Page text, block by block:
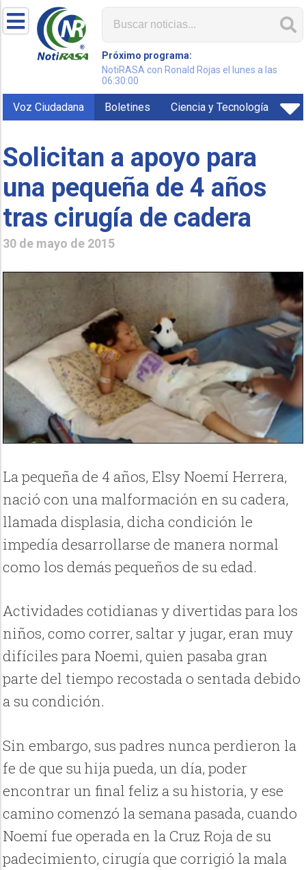
Próximo programa:
NotiRASA con Ronald Rojas el lunes a las
06:30:00
Voz Ciudadana Boletines Ciencia y Tecnología
Solicitan a apoyo para
una pequeña de 4 años
tras cirugía de cadera
30 de mayo de 2015
La pequeña de 4 años, Elsy Noemí Herrera,
nació con una malformación en su cadera,
llamada displasia, dicha condición le
impedía desarrollarse de manera normal
como los demás pequeños de su edad.
Actividades cotidianas y divertidas para los
niños, como correr, saltar y jugar, eran muy
difíciles para Noemi, quien pasaba gran
parte del tiempo recostada o sentada debido
a su condición.
Sin embargo, sus padres nunca perdieron la
fe de que su hija pueda, un día, poder
encontrar un final feliz a su historia, y ese
camino comenzó la semana pasada, cuando
Noemí fue operada en la Cruz Roja de su
padecimiento, cirugía que corrigió la mala